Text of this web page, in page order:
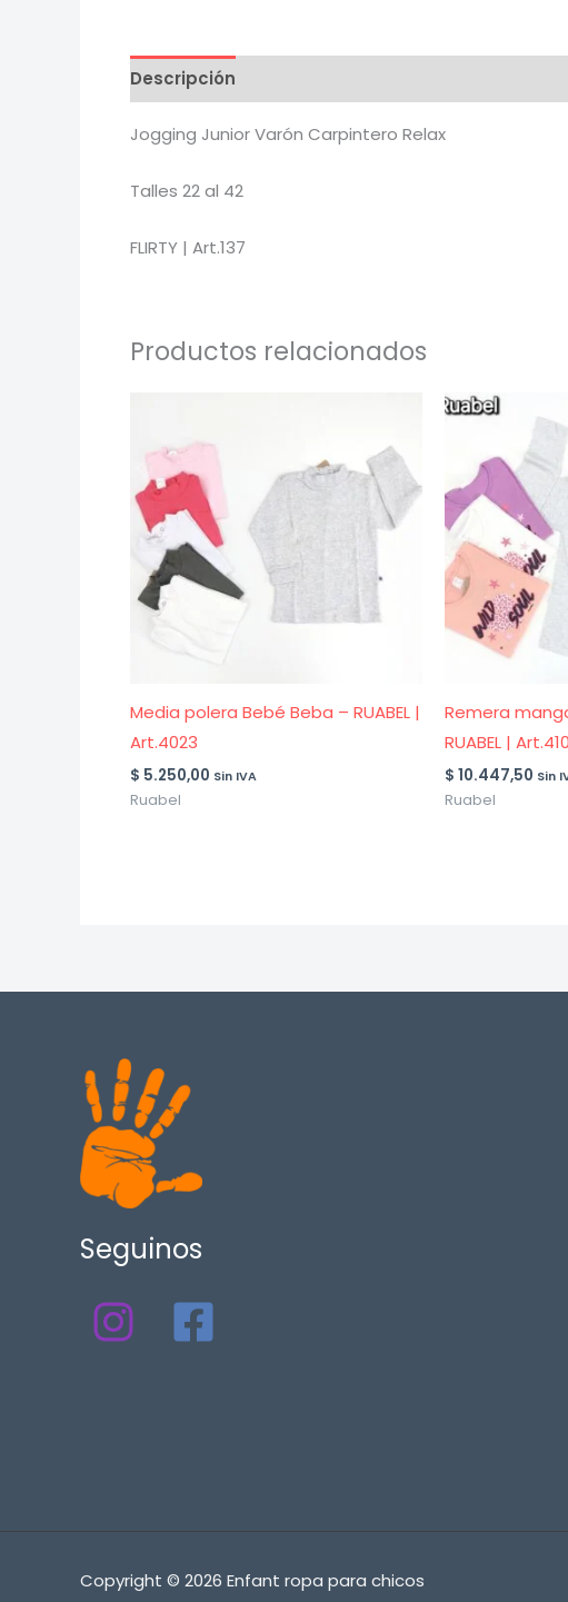
Descripción
Jogging Junior Varón Carpintero Relax
Talles 22 al 42
FLIRTY | Art.137
Productos relacionados
Media polera Bebé Beba – RUABEL |
Art.4023
$ 5.250,00 Sin IVA
Ruabel
Remera
RUABEL |
$ 10.447,50 Sin
Ruabel
Seguinos
Copyright © 2026 Enfant ropa para chicos